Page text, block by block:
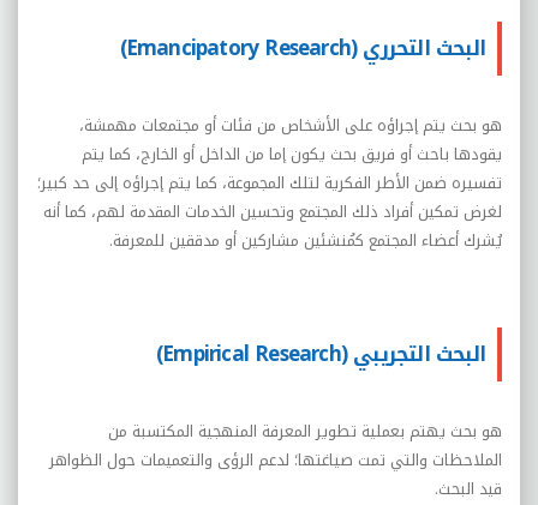
البحث التحرري (Emancipatory Research)
هو بحث يتم إجراؤه على الأشخاص من فئات أو مجتمعات مهمشة،
يقودها باحث أو فريق بحث يكون إما من الداخل أو الخارج، كما يتم
تفسيره ضمن الأطر الفكرية لتلك المجموعة، كما يتم إجراؤه إلى حد كبير؛
لغرض تمكين أفراد ذلك المجتمع وتحسين الخدمات المقدمة لهم، كما أنه
يُشرك أعضاء المجتمع كمُنشئين مشاركين أو مدققين للمعرفة.
البحث التجريبي (Empirical Research)
هو بحث يهتم بعملية تطوير المعرفة المنهجية المكتسبة من
الملاحظات والتي تمت صياغتها؛ لدعم الرؤى والتعميمات حول الظواهر
قيد البحث.